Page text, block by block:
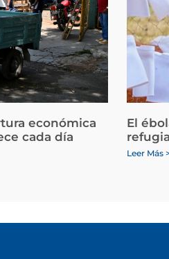
económica
cada día
El
Leer Más